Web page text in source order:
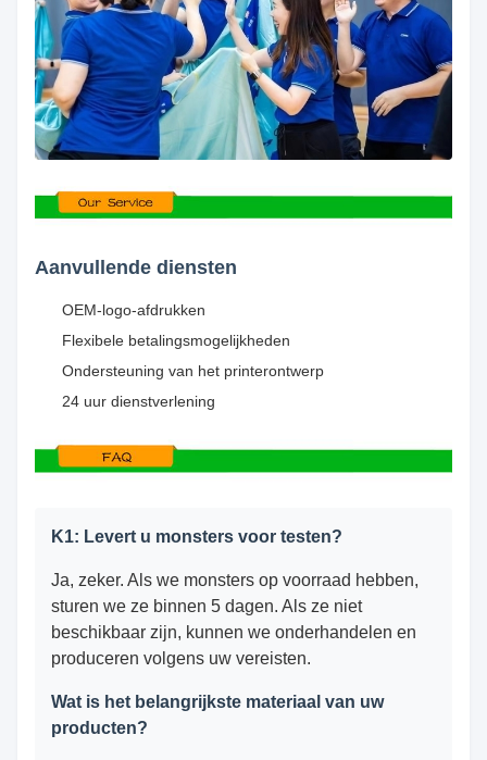
Aanvullende diensten
OEM-logo-afdrukken
Flexibele betalingsmogelijkheden
Ondersteuning van het printerontwerp
24 uur dienstverlening
K1: Levert u monsters voor testen?
Ja, zeker. Als we monsters op voorraad hebben,
sturen we ze binnen 5 dagen. Als ze niet
beschikbaar zijn, kunnen we onderhandelen en
produceren volgens uw vereisten.
Wat is het belangrijkste materiaal van uw
producten?